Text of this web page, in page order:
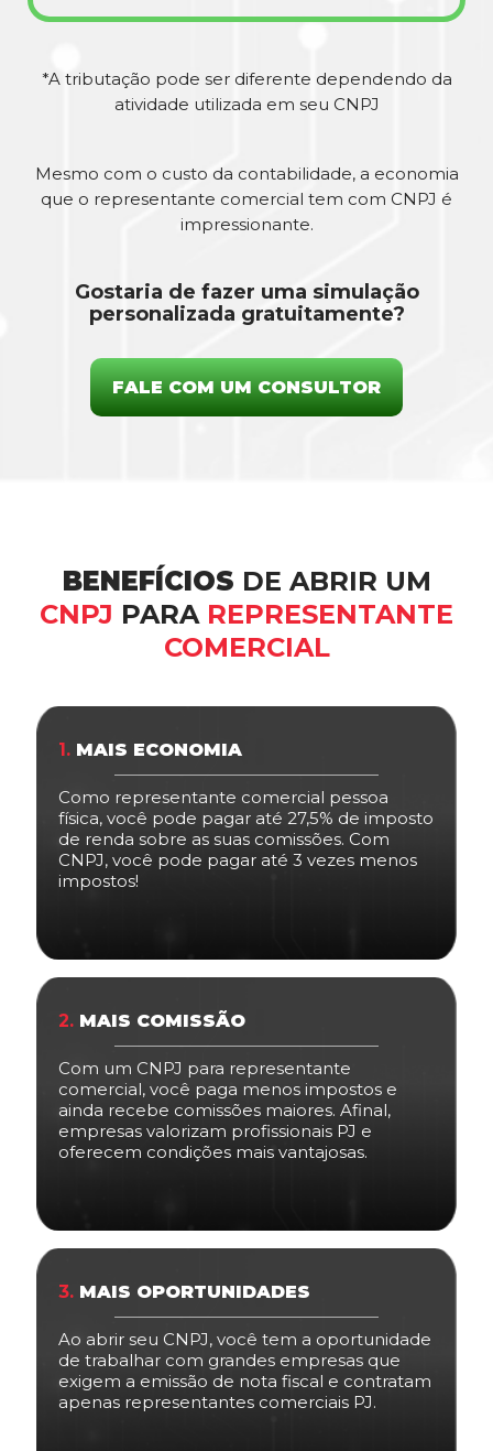
*A tributação pode ser diferente dependendo da
atividade utilizada em seu CNPJ
Mesmo com o custo da contabilidade, a economia
que o representante comercial tem com CNPJ é
impressionante.
Gostaria de fazer uma simulação
personalizada gratuitamente?
FALE COM UM CONSULTOR
BENEFÍCIOS DE ABRIR UM
CNPJ PARA REPRESENTANTE
COMERCIAL
1. MAIS ECONOMIA
Como representante comercial pessoa
física, você pode pagar até 27,5% de imposto
de renda sobre as suas comissões. Com
CNPJ, você pode pagar até 3 vezes menos
impostos!
2. MAIS COMISSÃO
Com um CNPJ para representante
comercial, você paga menos impostos e
ainda recebe comissões maiores. Afinal,
empresas valorizam profissionais PJ e
oferecem condições mais vantajosas.
3. MAIS OPORTUNIDADES
Ao abrir seu CNPJ, você tem a oportunidade
de trabalhar com grandes empresas que
exigem a emissão de nota fiscal e contratam
apenas representantes comerciais PJ.